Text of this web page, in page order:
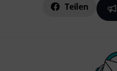
Teilen